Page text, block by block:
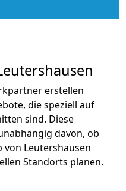
erstellen
die speziell auf
sind. Diese
davon, ob
von Leutershausen
Standorts planen.